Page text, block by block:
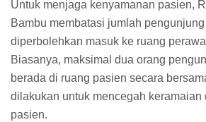
Untuk menjaga kenyamanan pasien,
Bambu membatasi jumlah
diperbolehkan masuk ke ruang
Biasanya, maksimal dua orang
berada di ruang pasien secara
dilakukan untuk mencegah keramaian
pasien.